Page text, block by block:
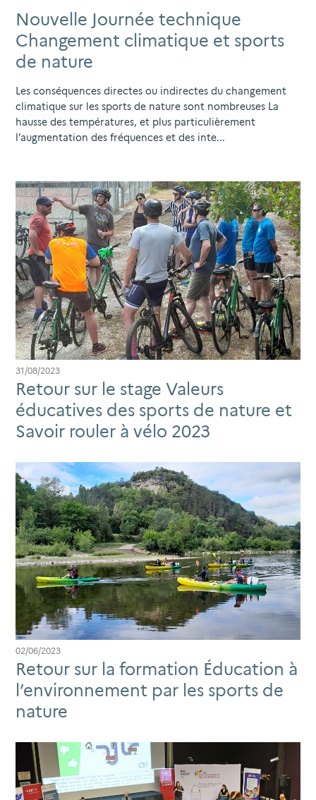
Nouvelle Journée technique
Changement climatique et sports
de nature
Les conséquences directes ou indirectes du changement
climatique sur les sports de nature sont nombreuses La
hausse des températures, et plus particulièrement
l’augmentation des fréquences et des inte...
31/08/2023
Retour sur le stage Valeurs
éducatives des sports de nature et
Savoir rouler à vélo 2023
02/06/2023
Retour sur la formation Éducation à
l’environnement par les sports de
nature